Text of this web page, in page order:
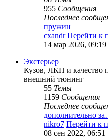
955 Сообщения
Последнее
пружин
cxandr Перейти к
14 мар 2026, 09:19
Экстерьер
Кузов, ЛКП и качество
внешний тюнинг
55 Темы
1159 Сообщения
Последнее
дополнительно
nikro7 Перейти к
08 сен 2022, 06:51